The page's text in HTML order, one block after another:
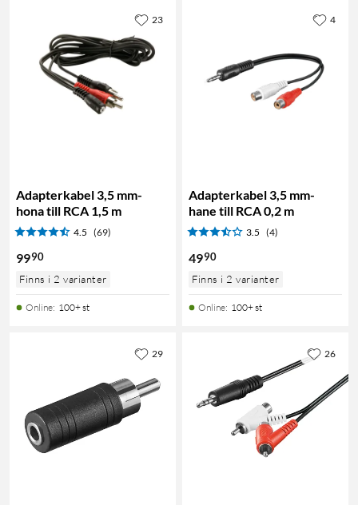
Adapterkabel 3,5 mm-
hona till RCA 1,5 m
4.5 (69)
9990
Finns i 2 varianter
Online: 100+ st
23
Adapterkabel 3,5 mm-
hane till RCA 0,2 m
3.5 (4)
4990
Finns i 2 varianter
Online: 100+ st
4
29 26